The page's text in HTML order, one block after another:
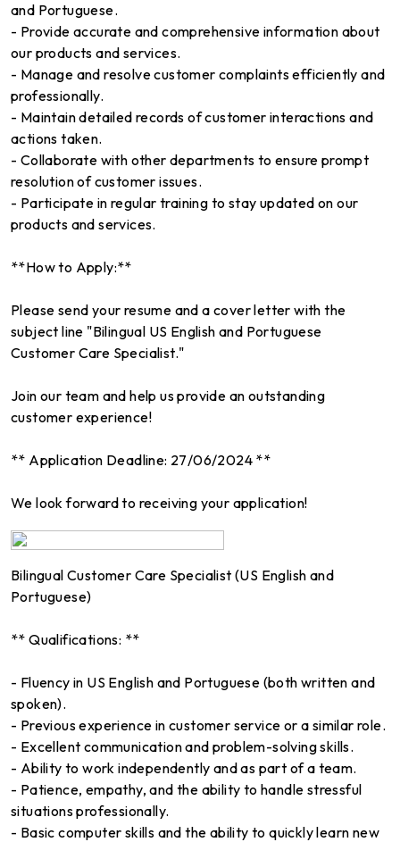
and Portuguese.
- Provide accurate and comprehensive information about
our products and services.
- Manage and resolve customer complaints efficiently and
professionally.
- Maintain detailed records of customer interactions and
actions taken.
- Collaborate with other departments to ensure prompt
resolution of customer issues.
- Participate in regular training to stay updated on our
products and services.
**How to Apply:**
Please send your resume and a cover letter with the
subject line "Bilingual US English and Portuguese
Customer Care Specialist."
Join our team and help us provide an outstanding
customer experience!
** Application Deadline: 27/06/2024 **
We look forward to receiving your application!
Bilingual Customer Care Specialist (US English and
Portuguese)
** Qualifications: **
- Fluency in US English and Portuguese (both written and
spoken).
- Previous experience in customer service or a similar role.
- Excellent communication and problem-solving skills.
- Ability to work independently and as part of a team.
- Patience, empathy, and the ability to handle stressful
situations professionally.
- Basic computer skills and the ability to quickly learn new